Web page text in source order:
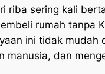
riba sering kali
rumah tanpa
ini tidak
manusia, dan